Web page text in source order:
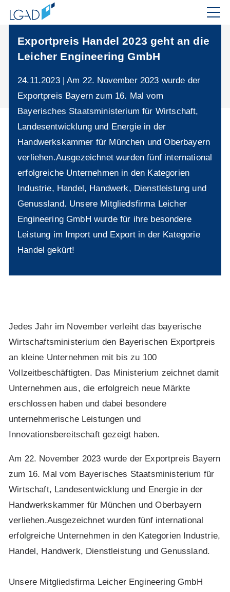
Exportpreis Handel 2023 geht an die
Leicher Engineering GmbH
24.11.2023 | Am 22. November 2023 wurde der
Exportpreis Bayern zum 16. Mal vom
Bayerisches Staatsministerium für Wirtschaft,
Landesentwicklung und Energie in der
Handwerkskammer für München und Oberbayern
verliehen.Ausgezeichnet wurden fünf international
erfolgreiche Unternehmen in den Kategorien
Industrie, Handel, Handwerk, Dienstleistung und
Genussland. Unsere Mitgliedsfirma Leicher
Engineering GmbH wurde für ihre besondere
Leistung im Import und Export in der Kategorie
Handel gekürt!
Jedes Jahr im November verleiht das bayerische
Wirtschaftsministerium den Bayerischen Exportpreis
an kleine Unternehmen mit bis zu 100
Vollzeitbeschäftigten. Das Ministerium zeichnet damit
Unternehmen aus, die erfolgreich neue Märkte
erschlossen haben und dabei besondere
unternehmerische Leistungen und
Innovationsbereitschaft gezeigt haben.
Am 22. November 2023 wurde der Exportpreis Bayern
zum 16. Mal vom Bayerisches Staatsministerium für
Wirtschaft, Landesentwicklung und Energie in der
Handwerkskammer für München und Oberbayern
verliehen.Ausgezeichnet wurden fünf international
erfolgreiche Unternehmen in den Kategorien Industrie,
Handel, Handwerk, Dienstleistung und Genussland.
Unsere Mitgliedsfirma Leicher Engineering GmbH